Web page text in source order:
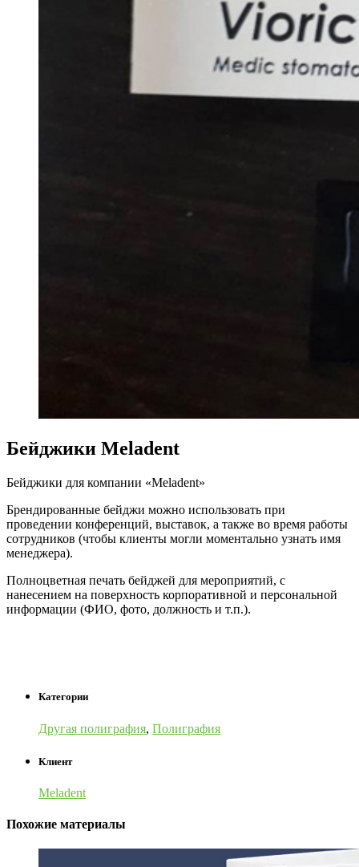
Бейджики Meladent
Бейджики для компании «Meladent»
Брендированные бейджи можно использовать при
проведении конференций, выставок, а также во время работы
сотрудников (чтобы клиенты могли моментально узнать имя
менеджера).
Полноцветная печать бейджей для мероприятий, с
нанесением на поверхность корпоративной и персональной
информации (ФИО, фото, должность и т.п.).
Категории
Другая полиграфия, Полиграфия
Клиент
Meladent
Похожие материалы